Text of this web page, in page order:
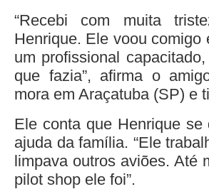
“Recebi com muita
Henrique. Ele voou
um profissional
que fazia”, afirma o
mora em Araçatuba (SP) e
Ele conta que Henrique
ajuda da família. “Ele
limpava outros aviões. Até
pilot shop ele foi”.